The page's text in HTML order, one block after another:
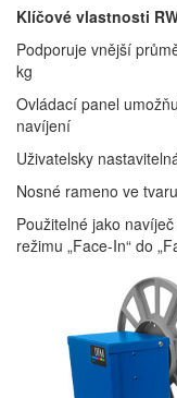
Klíčové vlastnosti
Podporuje vnější
kg
Ovládací panel
navíjení
Uživatelsky
Nosné rameno ve
Použitelné jako
režimu „Face-In“ do